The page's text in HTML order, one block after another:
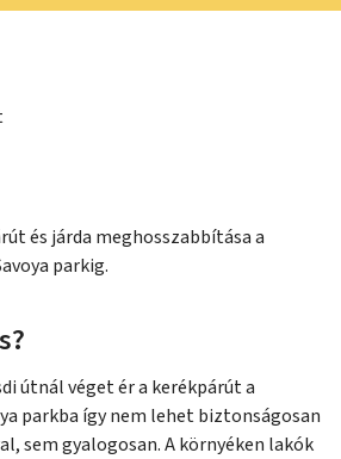
és járda meghosszabbítása a
parkig.
útnál véget ér a kerékpárút a
parkba így nem lehet biztonságosan
sem gyalogosan. A környéken lakók